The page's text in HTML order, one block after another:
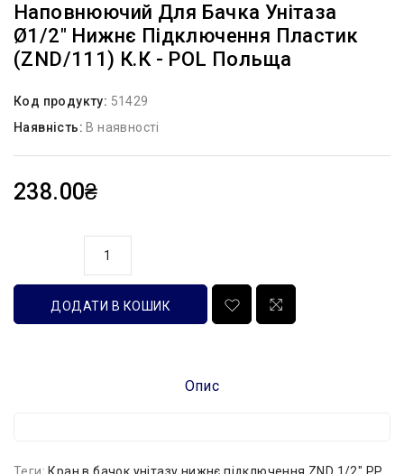
Наповнюючий Для Бачка Унітаза
Ø1/2″ Нижнє Підключення Пластик
(ZND/111) К.К - POL Польща
Код продукту: 51429
Наявність: В наявності
238.00₴
ДОДАТИ В КОШИК
Опис